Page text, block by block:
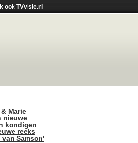
ook TVvisie.nl
Marie
nieuwe
kondigen
reeks
van Samson'